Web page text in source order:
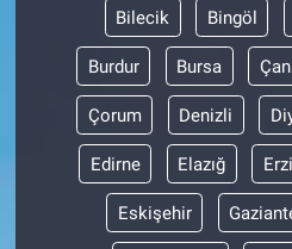
Bilecik Bingöl
Burdur Bursa
Çorum Denizli
Edirne Elazığ
Eskişehir